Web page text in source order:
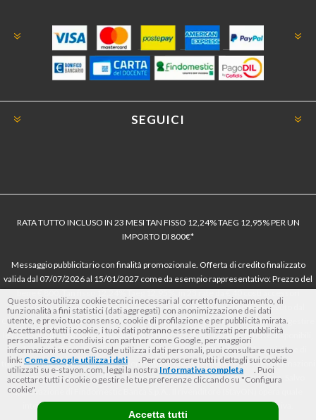
SEGUICI
RATA TUTTO INCLUSO IN 23 MESI TAN FISSO 12,24% TAEG 12,95% PER UN
IMPORTO DI 800€*
Messaggio pubblicitario con finalità promozionale. Offerta di credito finalizzato
valida dal 07/07/2026 al 15/01/2027 come da esempio rappresentativo: Prezzo del
dell’offerta azzerati. Importo totale del credito € 800. Importo totale dovuto dal
Consumatore € 920. Decorrenza media della prima rata a 90 giorni. Al fine di gestire
le tue spese in modo responsabile e di conoscere eventuali altre offerte disponibili,
Findomestic ti ricorda, prima di sottoscrivere il contratto, di prendere visione di
tutte le condizioni economiche e contrattuali, facendo riferimento alle Informazioni
Europee di Base sul Credito ai Consumatori (IEBCC) nel percorso online. Salvo
approvazione di Findomestic Banca S.p.A.. Il rivenditore (StayON) opera quale
intermediario del credito per Findomestic Banca S.p.A., non in esclusiva.
Questo sito utilizza cookie tecnici necessari al corretto funzionamento, di
funzionalità a fini statistici (dati aggregati) con anonimizzazione dei dati
utente, e previo tuo consenso, cookie di profilazione e per pubblicità mirata.
Accettando tutti i cookie, i tuoi dati potranno essere utilizzati per pubblicità
personalizzata e condivisi con partner come Google, per maggiori
informazioni su come Google utilizza i dati personali, puoi consultare questo
link: Come Google utilizza i dati
. Per conoscere tutti i dettagli sui cookie
utilizzati su e-stayon.com, leggi la nostra Informativa completa
. Puoi
accettare tutti i cookie o gestire le tue preferenze cliccando su "Configura
cookie".
Accetta tutti